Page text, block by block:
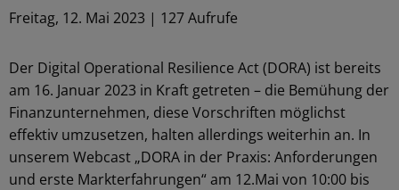
Freitag, 12. Mai 2023 | 127 Aufrufe
Der Digital Operational Resilience Act (DORA) ist bereits
am 16. Januar 2023 in Kraft getreten – die Bemühung der
Finanzunternehmen, diese Vorschriften möglichst
effektiv umzusetzen, halten allerdings weiterhin an. In
unserem Webcast „DORA in der Praxis: Anforderungen
und erste Markterfahrungen“ am 12.Mai von 10:00 bis